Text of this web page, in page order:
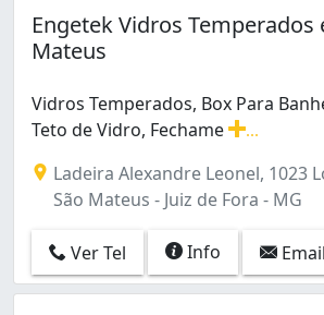
Mariano Procópio (5)
Milho Branco (1)
Morro da Glória (5)
Nossa Senhora das Graças (1)
Nova Benfica (1)
Nova Era (1)
Parque Guarani (1)
Parque Independência III (1)
Progresso (1)
Quintas das Avenidas (1)
Sagrado Coração de Jesus (1)
Engetek Vidros Temperados
Mateus
Vidros Temperados, Box Para
Teto de Vidro, Fechame
Ladeira Alexandre Leonel, 1023
São Mateus - Juiz de Fora - MG
Ver Tel Info Email